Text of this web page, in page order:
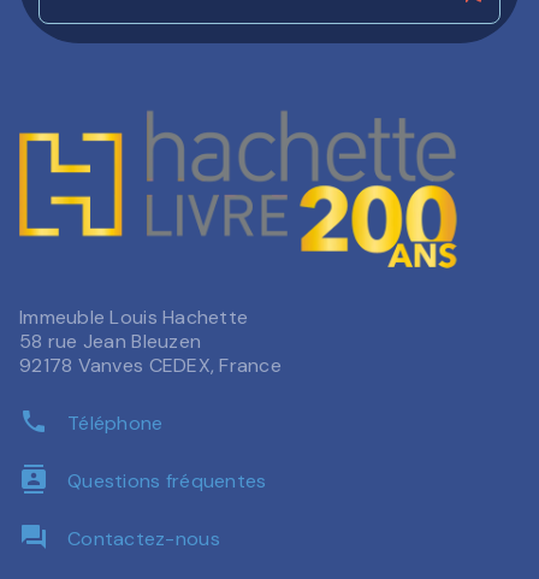
Immeuble Louis Hachette
58 rue Jean Bleuzen
92178 Vanves CEDEX, France
phone Téléphone
contacts Questions fréquentes
question_answer Contactez-nous